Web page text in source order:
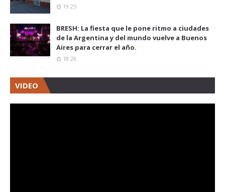
19:25
BRESH: La fiesta que le pone ritmo a ciudades
de la Argentina y del mundo vuelve a Buenos
Aires para cerrar el año.
18:28
VIDEO